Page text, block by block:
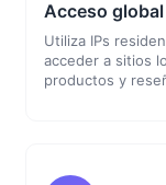
Acceso
Utiliza IPs
acceder a sitios
productos y